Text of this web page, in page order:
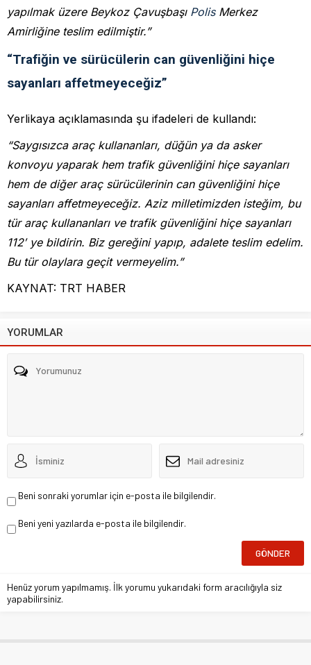
yapılmak üzere Beykoz Çavuşbaşı PolisMerkez
Amirliğine teslim edilmiştir.”
“Trafiğin ve sürücülerin can güvenliğini hiçe
sayanları affetmeyeceğiz”
Yerlikaya açıklamasında şu ifadeleri de kullandı:
“Saygısızca araç kullananları, düğün ya da asker
konvoyu yaparak hem trafik güvenliğini hiçe sayanları
hem de diğer araç sürücülerinin can güvenliğini hiçe
sayanları affetmeyeceğiz. Aziz milletimizden isteğim, bu
tür araç kullananları ve trafik güvenliğini hiçe sayanları
112′ ye bildirin. Biz gereğini yapıp, adalete teslim edelim.
Bu tür olaylara geçit vermeyelim.”
KAYNAT: TRT HABER
YORUMLAR
Beni sonraki yorumlar için e-posta ile bilgilendir.
Beni yeni yazılarda e-posta ile bilgilendir.
Henüz yorum yapılmamış. İlk yorumu yukarıdaki form aracılığıyla siz
yapabilirsiniz.